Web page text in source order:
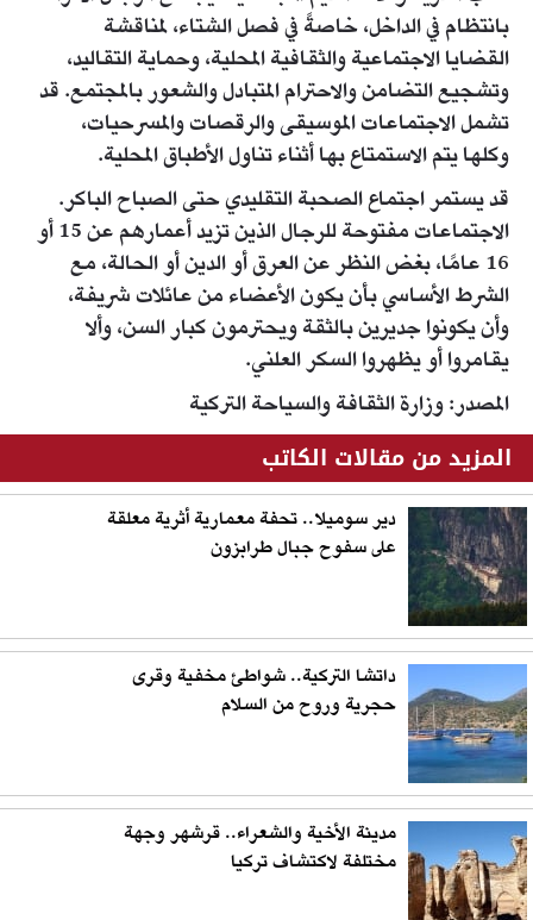
بانتظام في الداخل، خاصةً في فصل الشتاء، لمناقشة
القضايا الاجتماعية والثقافية المحلية، وحماية التقاليد،
وتشجيع التضامن والاحترام المتبادل والشعور بالمجتمع. قد
تشمل الاجتماعات الموسيقى والرقصات والمسرحيات،
وكلها يتم الاستمتاع بها أثناء تناول الأطباق المحلية.
قد يستمر اجتماع الصحبة التقليدي حتى الصباح الباكر.
الاجتماعات مفتوحة للرجال الذين تزيد أعمارهم عن 15 أو
16 عامًا، بغض النظر عن العرق أو الدين أو الحالة، مع
الشرط الأساسي بأن يكون الأعضاء من عائلات شريفة،
وأن يكونوا جديرين بالثقة ويحترمون كبار السن، وألا
يقامروا أو يظهروا السكر العلني.
المصدر: وزارة الثقافة والسياحة التركية
المزيد من مقالات الكاتب
دير سوميلا.. تحفة معمارية أثرية معلقة
على سفوح جبال طرابزون
داتشا التركية.. شواطئ مخفية وقرى
حجرية وروح من السلام
مدينة الأخية والشعراء.. قرشهر وجهة
مختلفة لاكتشاف تركيا